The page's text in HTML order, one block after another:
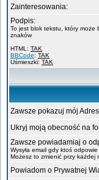
Zainteresowania:
Podpis:
To jest blok tekstu, który może
znaków
HTML: TAK
BBCode: TAK
Uśmieszki: TAK
Zawsze pokazuj mój
Ukryj moją obecność na
Zawsze powiadamiaj o
Wysyła email gdy ktoś
Możesz to zmienić przy każdej
Powiadom o Prywatnej